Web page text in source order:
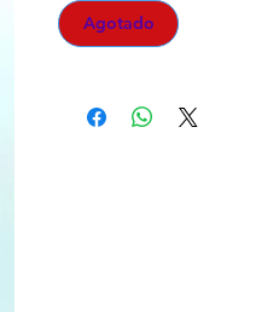
Agotado